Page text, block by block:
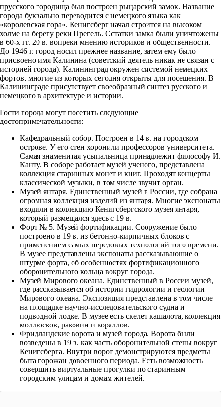
прусского городища был построен рыцарский замок. Название
города буквально переводится с немецкого языка как
«королевская гора». Кенигсберг начал строится на высоком
холме на берегу реки Прегель. Остатки замка были уничтожены
в 60-х гг. 20 в. вопреки мнению историков и общественности.
До 1946 г. город носил прежнее название, затем ему было
присвоено имя Калинина (советский деятель никак не связан с
историей города). Калининград окружен системой немецких
фортов, многие из которых сегодня открыты для посещения. В
Калининграде присутствует своеобразный синтез русского и
немецкого в архитектуре и истории.
Гости города могут посетить следующие
достопримечательности:
Кафедральный собор. Построен в 14 в. на городском
острове. У его стен хоронили профессоров университета.
Самая знаменитая усыпальница принадлежит философу И.
Канту. В соборе работает музей ученого, представлена
коллекция старинных монет и книг. Проходят концерты
классической музыки, в том числе звучит орган.
Музей янтаря. Единственный музей в России, где собрана
огромная коллекция изделий из янтаря. Многие экспонаты
входили в коллекцию Кенигсбергского музея янтаря,
который размещался здесь с 19 в.
Форт № 5. Музей фортификации. Сооружение было
построено в 19 в. из бетонно-кирпичных блоков с
применением самых передовых технологий того времени.
В музее представлены экспонаты рассказывающие о
штурме форта, об особенностях фортификационного
оборонительного кольца вокруг города.
Музей Мирового океана. Единственный в России музей,
где рассказывается об истории гидрологии и геологии
Мирового океана. Экспозиция представлена в том числе
на площадке научно-исследовательского судна и
подводной лодке. В музее есть скелет кашалота, коллекция
моллюсков, раковин и кораллов.
Фридландские ворота и музей города. Ворота были
возведены в 19 в. как часть оборонительной стены вокруг
Кенигсберга. Внутри ворот демонстрируются предметы
быта горожан довоенного периода. Есть возможность
совершить виртуальные прогулки по старинным
городским улицам и домам жителей.